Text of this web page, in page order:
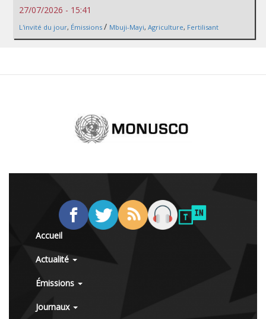
27/07/2026 - 15:41
L'invité du jour, Émissions / Mbuji-Mayi, Agriculture, Fertilisant
Accueil
Actualité
Émissions
Journaux